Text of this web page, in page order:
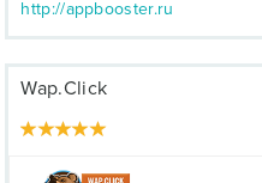
http://appbooster.ru
Wap.Click